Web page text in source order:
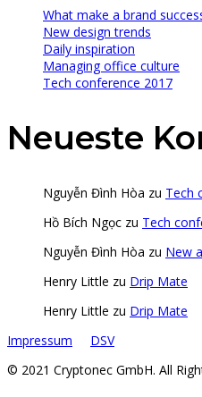
What make a brand
New design trends
Daily inspiration
Managing office culture
Tech conference 2017
Neueste
Nguyễn Đình Hòa zu Tech
Hồ Bích Ngọc zu Tech
Nguyễn Đình Hòa zu New
Henry Little zu Drip Mate
Henry Little zu Drip Mate
Impressum
DSV
© 2021 Cryptonec GmbH. All